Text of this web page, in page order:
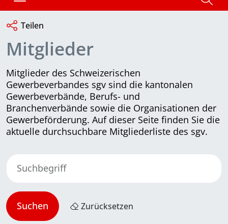
Teilen
Mitglieder
Mitglieder des Schweizerischen
Gewerbeverbandes sgv sind die kantonalen
Gewerbeverbände, Berufs- und
Branchenverbände sowie die Organisationen der
Gewerbeförderung. Auf dieser Seite finden Sie die
aktuelle durchsuchbare Mitgliederliste des sgv.
Suchbegriff
Suchen Zurücksetzen